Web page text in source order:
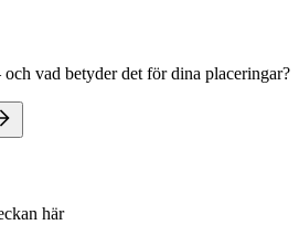
vad betyder det för dina placeringar?
här